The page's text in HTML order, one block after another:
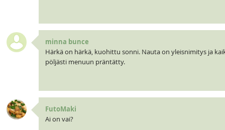
minna bunce
Härkä on härkä, kuohittu sonni. Nauta on yleisnimitys ja
pöljästi menuun präntätty.
FutoMaki
Ai on vai?